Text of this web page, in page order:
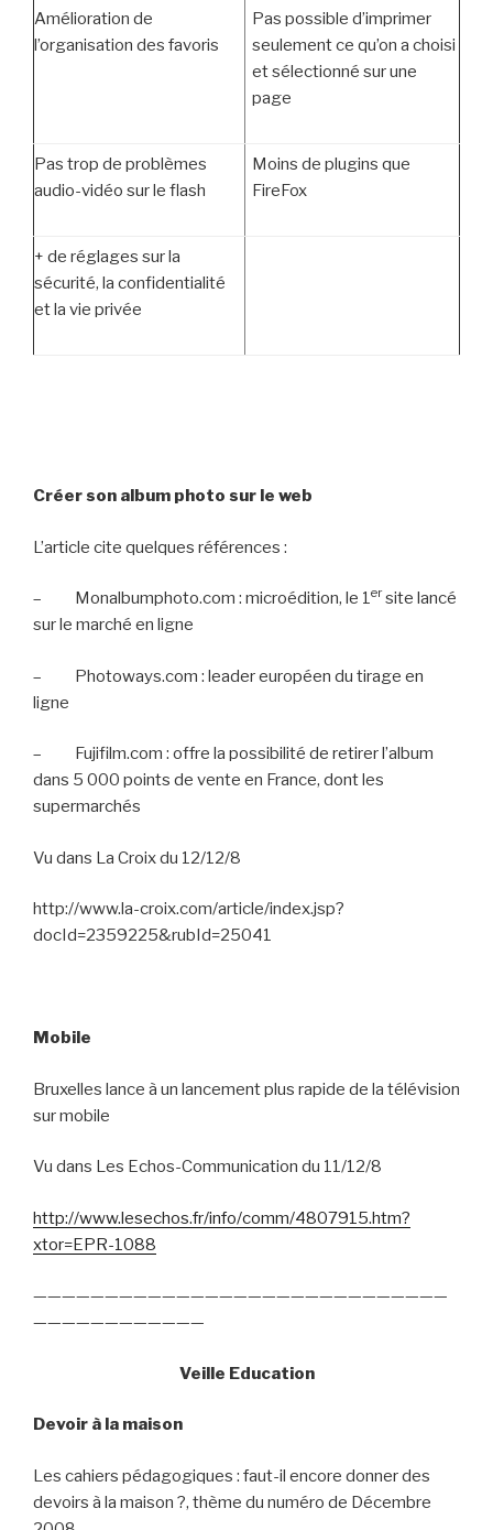
Amélioration de
l’organisation des favoris
Pas possible d’imprimer
seulement ce qu’on a choisi
et sélectionné sur une
page
Pas trop de problèmes
audio-vidéo sur le flash
Moins de plugins que
FireFox
+ de réglages sur la
sécurité, la confidentialité
et la vie privée
Créer son album photo sur le web
L’article cite quelques références :
– Monalbumphoto.com : microédition, le 1ersite lancé
sur le marché en ligne
–
Photoways.com : leader européen du tirage en
ligne
–
Fujifilm.com : offre la possibilité de retirer l’album
dans 5 000 points de vente en France, dont les
supermarchés
Vu dans La Croix du 12/12/8
http://www.la-croix.com/article/index.jsp?
docId=2359225&rubId=25041
Mobile
Bruxelles lance à un lancement plus rapide de la télévision
sur mobile
Vu dans Les Echos-Communication du 11/12/8
http://www.lesechos.fr/info/comm/4807915.htm?
xtor=EPR-1088
—————————————————————————————
————————————
Veille Education
Devoir à la maison
Les cahiers pédagogiques : faut-il encore donner des
devoirs à la maison ?, thème du numéro de Décembre